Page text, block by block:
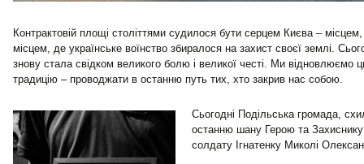
Контрактовій площі століттями судилося бути серцем Києва –
місцем, де українське воїнство збиралося на захист своєї землі.
знову стала свідком великого болю і великої честі. Ми відновлюємо
традицію – проводжати в останню путь тих, хто закрив нас собою.
Сьогодні Подільська громада,
останню шану Герою та
солдату Ігнатенку Миколі